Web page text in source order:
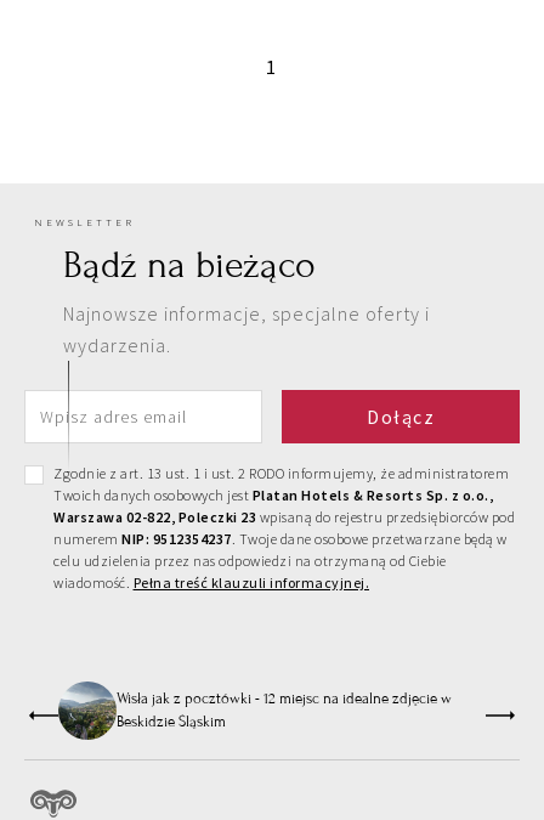
1
NEWSLETTER
Bądź na bieżąco
Najnowsze informacje, specjalne oferty i
wydarzenia.
Zgodnie z art. 13 ust. 1 i ust. 2 RODO informujemy, że administratorem
Twoich danych osobowych jest Platan Hotels & Resorts Sp. z o.o.,
Warszawa 02-822, Poleczki 23 wpisaną do rejestru przedsiębiorców pod
numerem NIP: 9512354237 . Twoje dane osobowe przetwarzane będą w
celu udzielenia przez nas odpowiedzi na otrzymaną od Ciebie
wiadomość. Pełna treść klauzuli informacyjnej.
Wisła jak z pocztówki - 12 miejsc na idealne zdjęcie w
Beskidzie Śląskim